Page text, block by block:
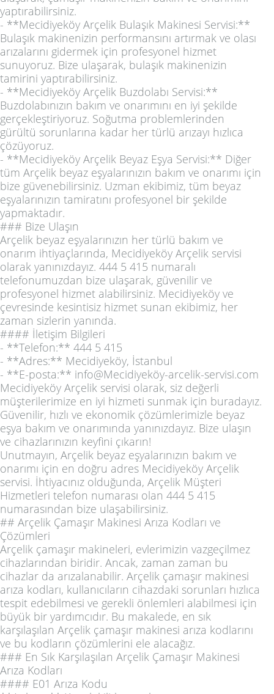
yaptırabilirsiniz.
- **Mecidiyeköy Arçelik Bulaşık Makinesi Servisi:**
Bulaşık makinenizin performansını artırmak ve olası
arızalarını gidermek için profesyonel hizmet
sunuyoruz. Bize ulaşarak, bulaşık makinenizin
tamirini yaptırabilirsiniz.
- **Mecidiyeköy Arçelik Buzdolabı Servisi:**
Buzdolabınızın bakım ve onarımını en iyi şekilde
gerçekleştiriyoruz. Soğutma problemlerinden
gürültü sorunlarına kadar her türlü arızayı hızlıca
çözüyoruz.
- **Mecidiyeköy Arçelik Beyaz Eşya Servisi:** Diğer
tüm Arçelik beyaz eşyalarınızın bakım ve onarımı için
bize güvenebilirsiniz. Uzman ekibimiz, tüm beyaz
eşyalarınızın tamiratını profesyonel bir şekilde
yapmaktadır.
### Bize Ulaşın
Arçelik beyaz eşyalarınızın her türlü bakım ve
onarım ihtiyaçlarında, Mecidiyeköy Arçelik servisi
olarak yanınızdayız. 444 5 415 numaralı
telefonumuzdan bize ulaşarak, güvenilir ve
profesyonel hizmet alabilirsiniz. Mecidiyeköy ve
çevresinde kesintisiz hizmet sunan ekibimiz, her
zaman sizlerin yanında.
#### İletişim Bilgileri
- **Telefon:** 444 5 415
- **Adres:** Mecidiyeköy, İstanbul
- **E-posta:** info@Mecidiyeköy-arcelik-servisi.com
Mecidiyeköy Arçelik servisi olarak, siz değerli
müşterilerimize en iyi hizmeti sunmak için buradayız.
Güvenilir, hızlı ve ekonomik çözümlerimizle beyaz
eşya bakım ve onarımında yanınızdayız. Bize ulaşın
ve cihazlarınızın keyfini çıkarın!
Unutmayın, Arçelik beyaz eşyalarınızın bakım ve
onarımı için en doğru adres Mecidiyeköy Arçelik
servisi. İhtiyacınız olduğunda, Arçelik Müşteri
Hizmetleri telefon numarası olan 444 5 415
numarasından bize ulaşabilirsiniz.
## Arçelik Çamaşır Makinesi Arıza Kodları ve
Çözümleri
Arçelik çamaşır makineleri, evlerimizin vazgeçilmez
cihazlarından biridir. Ancak, zaman zaman bu
cihazlar da arızalanabilir. Arçelik çamaşır makinesi
arıza kodları, kullanıcıların cihazdaki sorunları hızlıca
tespit edebilmesi ve gerekli önlemleri alabilmesi için
büyük bir yardımcıdır. Bu makalede, en sık
karşılaşılan Arçelik çamaşır makinesi arıza kodlarını
ve bu kodların çözümlerini ele alacağız.
### En Sık Karşılaşılan Arçelik Çamaşır Makinesi
Arıza Kodları
#### E01 Arıza Kodu